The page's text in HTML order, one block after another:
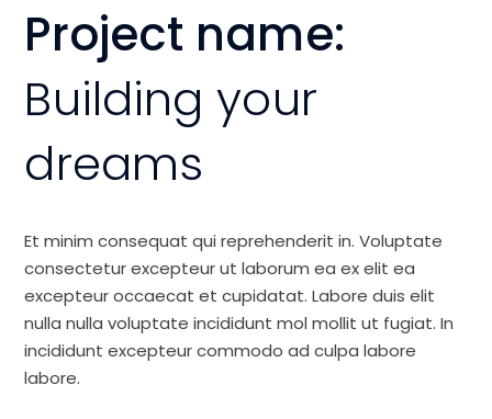
Project name:
Building your
dreams
Et minim consequat qui reprehenderit in. Voluptate
consectetur excepteur ut laborum ea ex elit ea
excepteur occaecat et cupidatat. Labore duis elit
nulla nulla voluptate incididunt mol mollit ut fugiat. In
incididunt excepteur commodo ad culpa labore
labore.